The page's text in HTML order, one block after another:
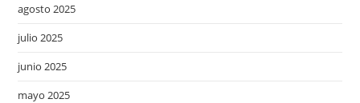
agosto 2025
julio 2025
junio 2025
mayo 2025